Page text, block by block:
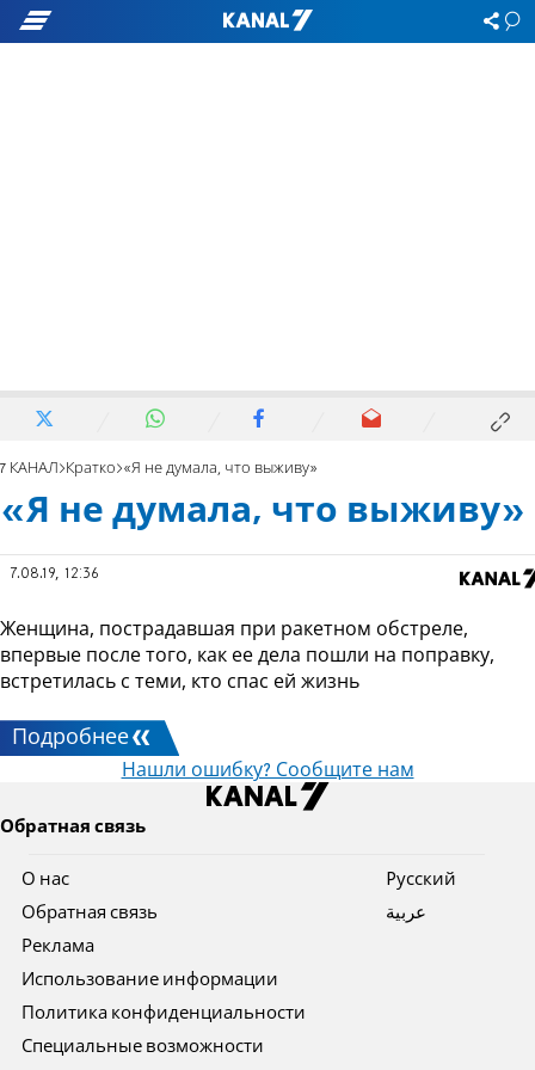
7 КАНАЛ Кратко «Я не думала, что выживу»
«Я не думала, что выживу»
7.08.19, 12:36
Женщина, пострадавшая при ракетном обстреле,
впервые после того, как ее дела пошли на поправку,
встретилась с теми, кто спас ей жизнь
Подробнее
Нашли ошибку? Сообщите нам
Обратная связь
О нас
Обратная связь
Реклама
Использование информации
Политика конфиденциальности
Специальные возможности
Pусский
عربية